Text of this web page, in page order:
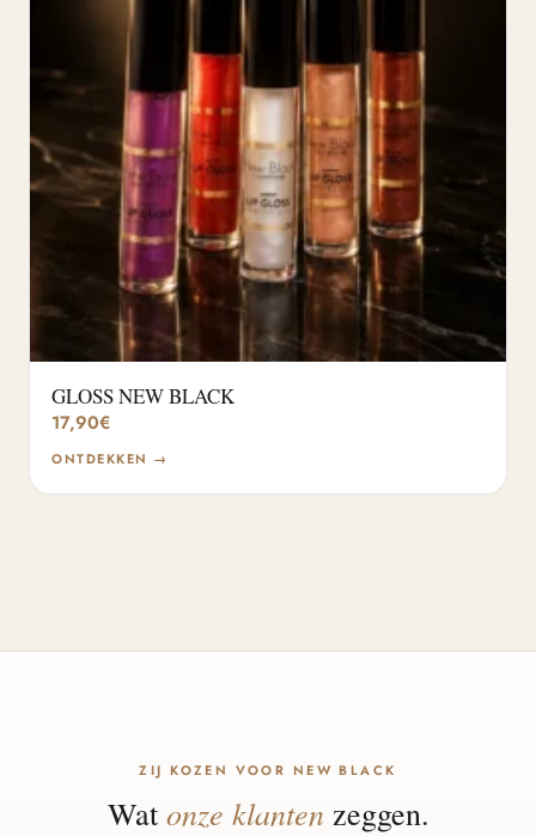
GLOSS NEW BLACK
17,90€
ONTDEKKEN →
ZIJ KOZEN VOOR NEW BLACK
Wat onze klanten zeggen.